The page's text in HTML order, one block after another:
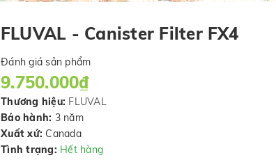
FLUVAL - Canister Filter FX4
Đánh giá sản phẩm
9.750.000₫
Thương hiệu: FLUVAL
Bảo hành: 3 năm
Xuất xứ: Canada
Tình trạng: Hết hàng